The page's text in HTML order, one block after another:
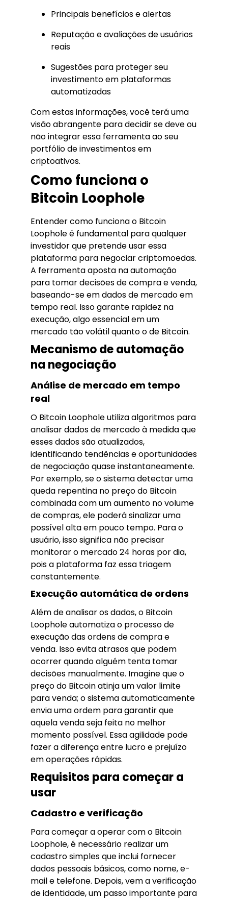
Principais benefícios e alertas
Reputação e avaliações de usuários
reais
Sugestões para proteger seu
investimento em plataformas
automatizadas
Com estas informações, você terá uma
visão abrangente para decidir se deve ou
não integrar essa ferramenta ao seu
portfólio de investimentos em
criptoativos.
Como funciona o
Bitcoin Loophole
Entender como funciona o Bitcoin
Loophole é fundamental para qualquer
investidor que pretende usar essa
plataforma para negociar criptomoedas.
A ferramenta aposta na automação
para tomar decisões de compra e venda,
baseando-se em dados de mercado em
tempo real. Isso garante rapidez na
execução, algo essencial em um
mercado tão volátil quanto o de Bitcoin.
Mecanismo de automação
na negociação
Análise de mercado em tempo
real
O Bitcoin Loophole utiliza algoritmos para
analisar dados de mercado à medida que
esses dados são atualizados,
identificando tendências e oportunidades
de negociação quase instantaneamente.
Por exemplo, se o sistema detectar uma
queda repentina no preço do Bitcoin
combinada com um aumento no volume
de compras, ele poderá sinalizar uma
possível alta em pouco tempo. Para o
usuário, isso significa não precisar
monitorar o mercado 24 horas por dia,
pois a plataforma faz essa triagem
constantemente.
Execução automática de ordens
Além de analisar os dados, o Bitcoin
Loophole automatiza o processo de
execução das ordens de compra e
venda. Isso evita atrasos que podem
ocorrer quando alguém tenta tomar
decisões manualmente. Imagine que o
preço do Bitcoin atinja um valor limite
para venda; o sistema automaticamente
envia uma ordem para garantir que
aquela venda seja feita no melhor
momento possível. Essa agilidade pode
fazer a diferença entre lucro e prejuízo
em operações rápidas.
Requisitos para começar a
usar
Cadastro e verificação
Para começar a operar com o Bitcoin
Loophole, é necessário realizar um
cadastro simples que inclui fornecer
dados pessoais básicos, como nome, e-
mail e telefone. Depois, vem a verificação
de identidade, um passo importante para